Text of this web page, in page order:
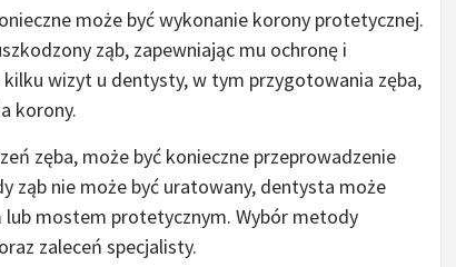
może być wykonanie korony protetycznej.
ząb, zapewniając mu ochronę i
wizyt u dentysty, w tym przygotowania zęba,
korony.
zęba, może być konieczne przeprowadzenie
ząb nie może być uratowany, dentysta może
mostem protetycznym. Wybór metody
zaleceń specjalisty.